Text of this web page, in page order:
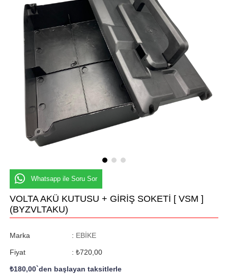
Whatsapp ile Soru Sor
VOLTA AKÜ KUTUSU + GİRİŞ SOKETİ [ VSM ]
(BYZVLTAKU)
Marka : EBİKE
Fiyat : ₺720,00
₺180,00`den başlayan taksitlerle